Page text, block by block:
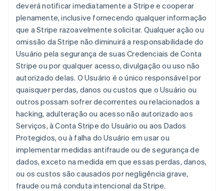
deverá notificar imediatamente a Stripe e cooperar
plenamente, inclusive fornecendo qualquer informação
que a Stripe razoavelmente solicitar. Qualquer ação ou
omissão da Stripe não diminuirá a responsabilidade do
Usuário pela segurança de suas Credenciais de Conta
Stripe ou por qualquer acesso, divulgação ou uso não
autorizado delas. O Usuário é o único responsável por
quaisquer perdas, danos ou custos que o Usuário ou
outros possam sofrer decorrentes ou relacionados a
hacking, adulteração ou acesso não autorizado aos
Serviços, à Conta Stripe do Usuário ou aos Dados
Protegidos, ou à falha do Usuário em usar ou
implementar medidas antifraude ou de segurança de
dados, exceto na medida em que essas perdas, danos,
ou os custos são causados por negligência grave,
fraude ou má conduta intencional da Stripe.